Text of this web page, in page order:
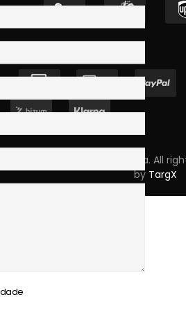
Copyright © 2023 Skpro, Lda. All
by TargX